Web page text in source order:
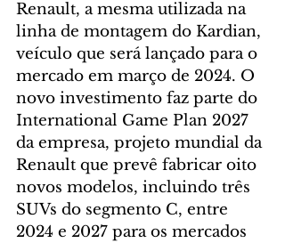
Renault, a mesma utilizada na
linha de montagem do Kardian,
veículo que será lançado para o
mercado em março de 2024. O
novo investimento faz parte do
International Game Plan 2027
da empresa, projeto mundial da
Renault que prevê fabricar oito
novos modelos, incluindo três
SUVs do segmento C, entre
2024 e 2027 para os mercados